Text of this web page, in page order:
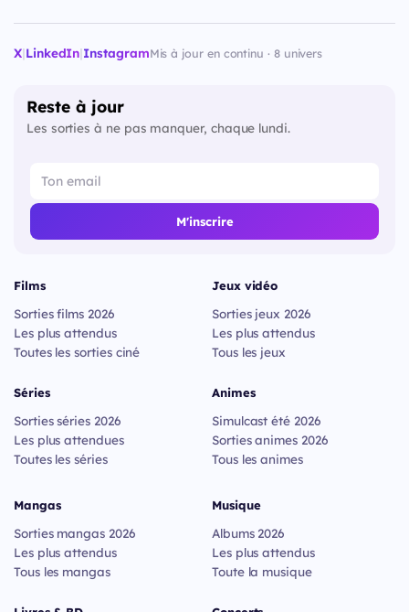
X|LinkedIn|InstagramMis à jour en continu · 8 univers
Reste à jour
Les sorties à ne pas manquer, chaque lundi.
M'inscrire
Films
Sorties films 2026
Les plus attendus
Toutes les sorties ciné
Séries
Sorties séries 2026
Les plus attendues
Toutes les séries
Jeux vidéo
Sorties jeux 2026
Les plus attendus
Tous les jeux
Animes
Simulcast été 2026
Sorties animes 2026
Tous les animes
Mangas
Sorties mangas 2026
Les plus attendus
Tous les mangas
Musique
Albums 2026
Les plus attendus
Toute la musique